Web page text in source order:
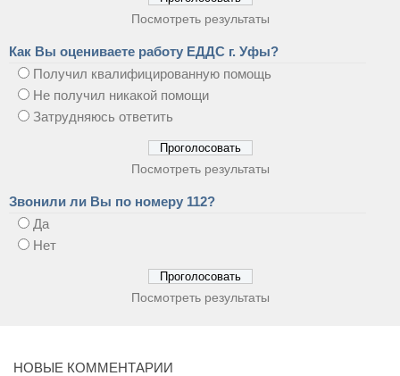
Посмотреть результаты
Как Вы оцениваете работу ЕДДС г. Уфы?
Получил квалифицированную помощь
Не получил никакой помощи
Затрудняюсь ответить
Посмотреть результаты
Звонили ли Вы по номеру 112?
Да
Нет
Посмотреть результаты
НОВЫЕ КОММЕНТАРИИ